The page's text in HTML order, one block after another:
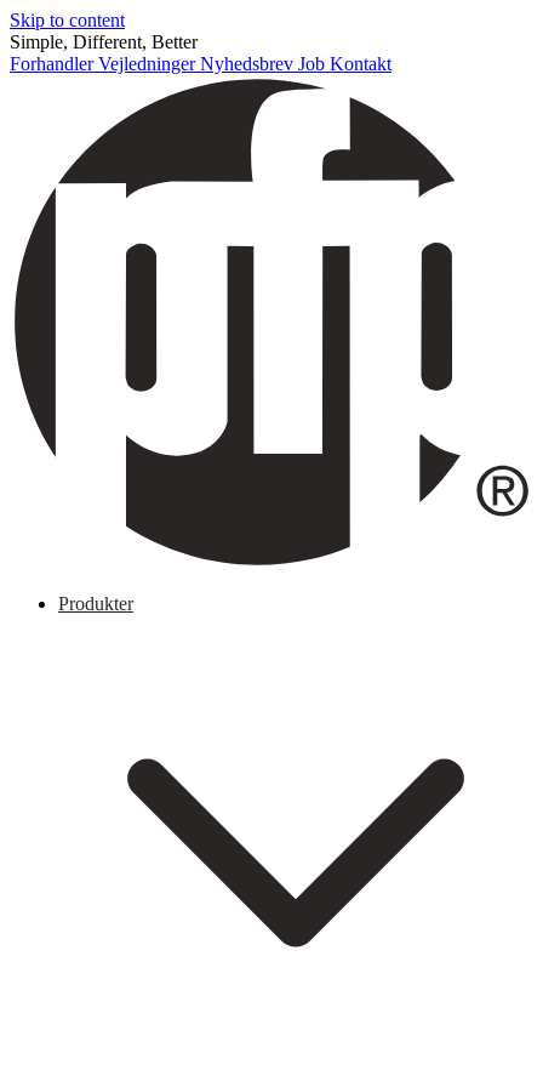
Skip to content
Simple, Different, Better
ForhandlerVejledningerNyhedsbrev Job Kontakt
Produkter